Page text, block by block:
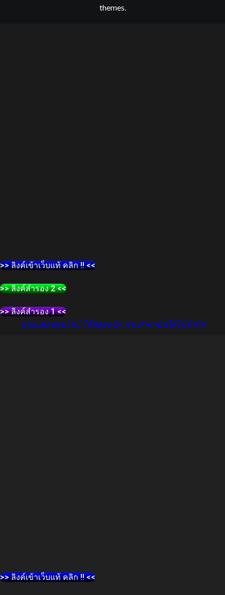
themes.
>> ลิงค์เข้าเว็บแท้ คลิก !! <<
>> ลิงค์สำรอง 2 <<
>> ลิงค์สำรอง 1 <<
แทงบอลออนไลน์ ได้ตลอด 24 ชม ฝากถอนได้ไม่จำกัด
>> ลิงค์เข้าเว็บแท้ คลิก !! <<